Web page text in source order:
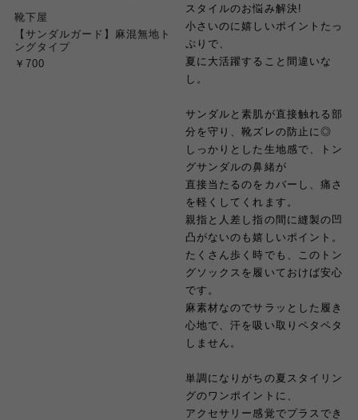
靴下屋
【サンダルガード】麻混無地ト
ングタイプ
￥700
スタイルのお悩み解決!
小さいのに嬉しいポイントたっ
ぷりで、
夏に大活躍すること間違いな
し。
サンダルと素肌が直接触れる部
分を守り、靴ズレの防止に◎
しっかりとした生地感で、トン
グサンダルの鼻緒が
直接当たるのをカバーし、痛さ
を軽くしてくれます。
親指と人差し指の間に縫製の凹
凸がないのも嬉しいポイント。
たくさん歩く時でも、このトン
グソックスを履いておけば安心
です。
麻素材なのでサラッとした履き
心地で、汗を吸い取りペタペタ
しません。
単調になりがちの夏スタイリン
グのワンポイントに、
アクセサリー感覚でプラスでき